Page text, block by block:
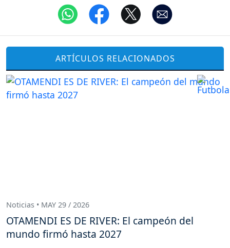
ARTÍCULOS RELACIONADOS
Noticias • MAY 29 / 2026
OTAMENDI ES DE RIVER: El campeón del
mundo firmó hasta 2027